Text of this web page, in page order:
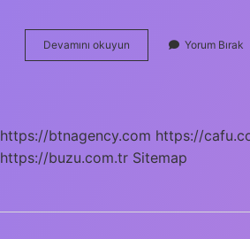
Devamını okuyun
Böcekleri
Yorum Bırak
https://btnagency.com https://
https://buzu.com.tr Sitemap